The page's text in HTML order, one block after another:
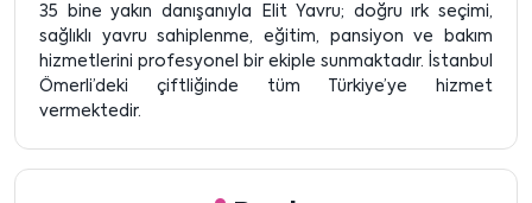
35 bine yakın danışanıyla Elit Yavru; doğru ırk seçimi,
sağlıklı yavru sahiplenme, eğitim, pansiyon ve bakım
hizmetlerini profesyonel bir ekiple sunmaktadır. İstanbul
Ömerli’deki çiftliğinde tüm Türkiye’ye hizmet
vermektedir.